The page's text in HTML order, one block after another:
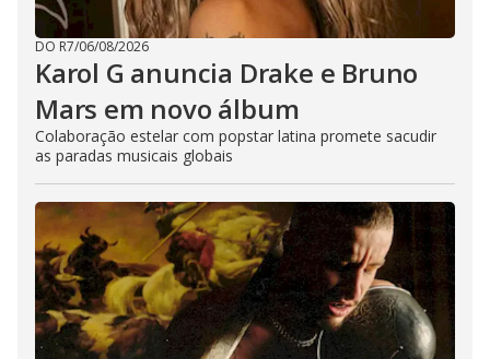
DO R7/06/08/2026
Karol G anuncia Drake e Bruno
Mars em novo álbum
Colaboração estelar com popstar latina promete sacudir
as paradas musicais globais